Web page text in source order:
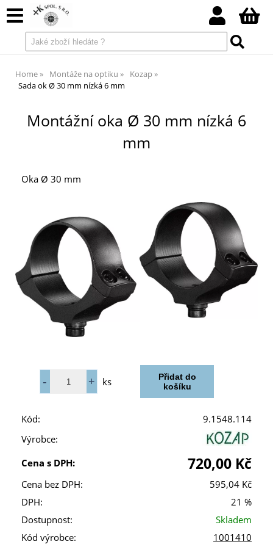
Home Montáže na optiku
Kozap
Sada ok Ø 30 mm nízká 6 mm
Montážní oka Ø 30 mm nízká 6
mm
Oka Ø 30 mm
ks
Kód:
9.1548.114
Výrobce:
Cena s DPH:
720,00 Kč
Cena bez DPH:
595,04 Kč
DPH:
21 %
Dostupnost:
Skladem
Kód výrobce:
1001410